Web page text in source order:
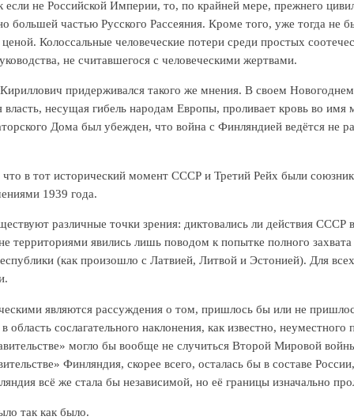
если не Российской Империи, то, по крайней мере, прежнего
большей частью Русского Рассеяния. Кроме того, уже тогда
Колоссальные человеческие потери среди простых
не считавшегося с человеческими жертвами.
придерживался такого же мнения. В своем
власть, несущая гибель народам Европы, проливает кровь во
Дома был убежден, что война с Финляндией ведётся не
в тот исторический момент СССР и Третий Рейх были
1939 года.
различные точки зрения: диктовались ли действия
территориями явились лишь поводом к попытке полного
(как произошло с Латвией, Литвой и Эстонией). Для
являются рассуждения о том, пришлось бы или не
область сослагательного наклонения, как известно,
могло бы вообще не случиться Второй Мировой
Финляндия, скорее всего, осталась бы в составе
всё же стала бы независимой, но её границы изначально
так как было.